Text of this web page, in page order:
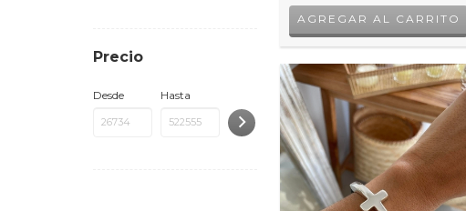
Precio
Desde Hasta
AGREGAR AL CARRITO